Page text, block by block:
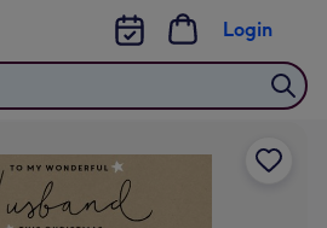
Login